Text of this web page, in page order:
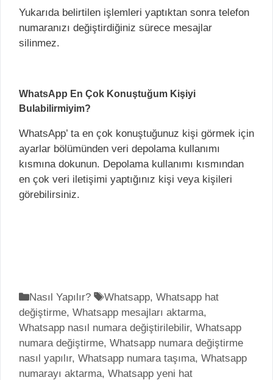
Yukarıda belirtilen işlemleri yaptıktan sonra telefon
numaranızı değiştirdiğiniz sürece mesajlar
silinmez.
WhatsApp En Çok Konuştuğum Kişiyi
Bulabilirmiyim?
WhatsApp’ ta en çok konuştuğunuz kişi görmek için
ayarlar bölümünden veri depolama kullanımı
kısmına dokunun. Depolama kullanımı kısmından
en çok veri iletişimi yaptığınız kişi veya kişileri
görebilirsiniz.
K
a
t
e
g
o
Nasıl Yapılır?
E
t
i
k
e
Whatsapp, Whatsapp hat
değiştirme, Whatsapp mesajları aktarma,
Whatsapp nasıl numara değiştirilebilir, Whatsapp
numara değiştirme, Whatsapp numara değiştirme
nasıl yapılır, Whatsapp numara taşıma, Whatsapp
numarayı aktarma, Whatsapp yeni hat